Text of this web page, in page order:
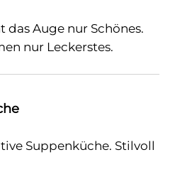
das Auge nur Schönes.
nur Leckerstes.
Suppenküche. Stilvoll